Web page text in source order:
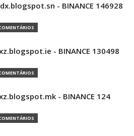
- BINANCE 146928
- BINANCE 130498
- BINANCE 124